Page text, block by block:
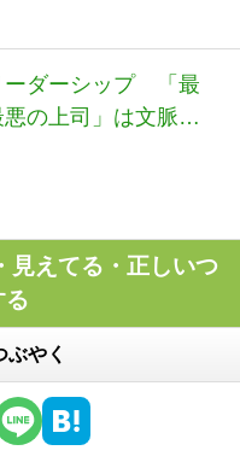
ーダーシップ 「最
の上司」は文脈で
1406)
えてる・正しいつ
る
やく